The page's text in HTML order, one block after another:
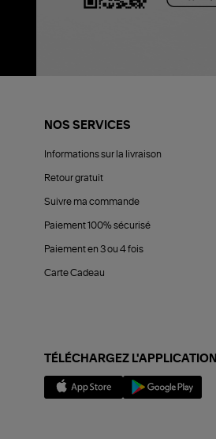
NOS SERVICES
Informations sur la livraison
Retour gratuit
Suivre ma commande
Paiement 100% sécurisé
Paiement en 3 ou 4 fois
Carte Cadeau
TÉLÉCHARGEZ L'APPLICATION